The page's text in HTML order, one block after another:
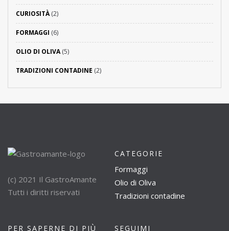
CURIOSITÀ(2)
FORMAGGI (6)
OLIO DI OLIVA(5)
TRADIZIONI CONTADINE (2)
(c) 2021 Il GastroAmante
Tutti i diritti riservati
CATEGORIE
Formaggi
Olio di Oliva
Tradizioni contadine
PER SAPERNE DI PIÙ SEGUIMI